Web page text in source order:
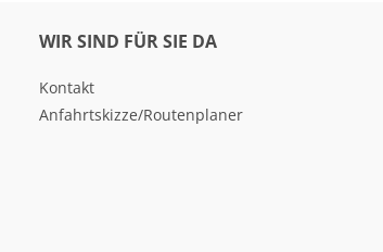
WIR SIND FÜR SIE DA
Kontakt
Anfahrtskizze/Routenplaner